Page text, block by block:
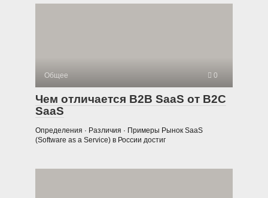
Общее 0
Чем отличается B2B SaaS от B2C
SaaS
Определения · Различия · Примеры Рынок SaaS
(Software as a Service) в России достиг